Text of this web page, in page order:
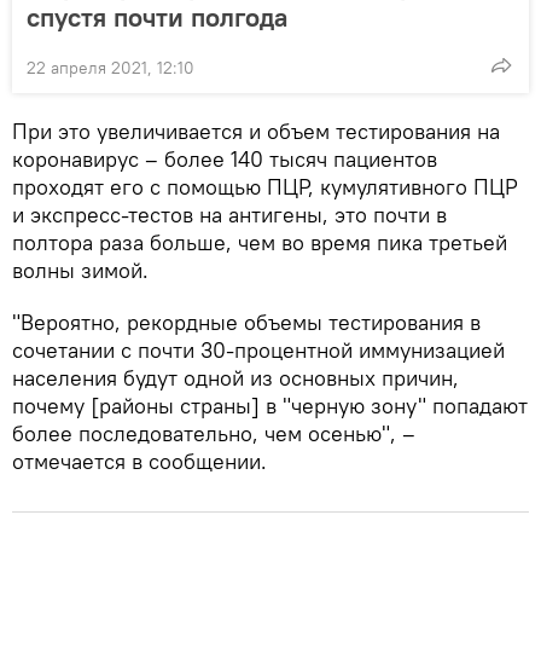
спустя почти полгода
22 апреля 2021, 12:10
При это увеличивается и объем тестирования на
коронавирус – более 140 тысяч пациентов
проходят его с помощью ПЦР, кумулятивного ПЦР
и экспресс-тестов на антигены, это почти в
полтора раза больше, чем во время пика третьей
волны зимой.
"Вероятно, рекордные объемы тестирования в
сочетании с почти 30-процентной иммунизацией
населения будут одной из основных причин,
почему [районы страны] в "черную зону" попадают
более последовательно, чем осенью", –
отмечается в сообщении.